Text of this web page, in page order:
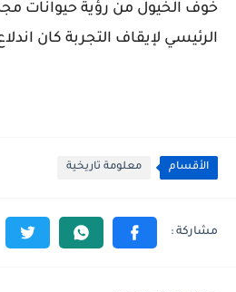
خوف الخيول من رؤية حيوانات
الرئيسي لإيقاف التجربة كان
الأقسام معلومة تاريخية